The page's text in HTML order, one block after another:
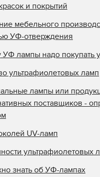
и покрытий
мебельного
УФ-отверждения
лампы надо покупать
ультрафиолетовых ламп
лампы или
поставщиков -
UV-ламп
ультрафиолетовых
знать об УФ-лампах